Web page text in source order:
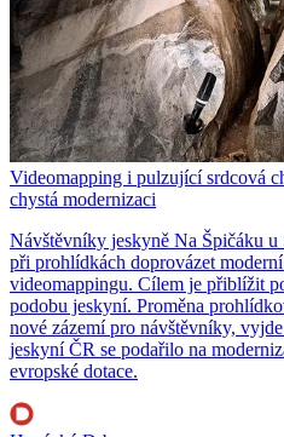
Videomapping i pulzující srdcová
chystá modernizaci
Návštěvníky jeskyně Na Špičáku
při prohlídkách doprovázet
videomappingu. Cílem je přiblížit
podobu jeskyní. Proměna
nové zázemí pro návštěvníky,
jeskyní ČR se podařilo na
evropské dotace.